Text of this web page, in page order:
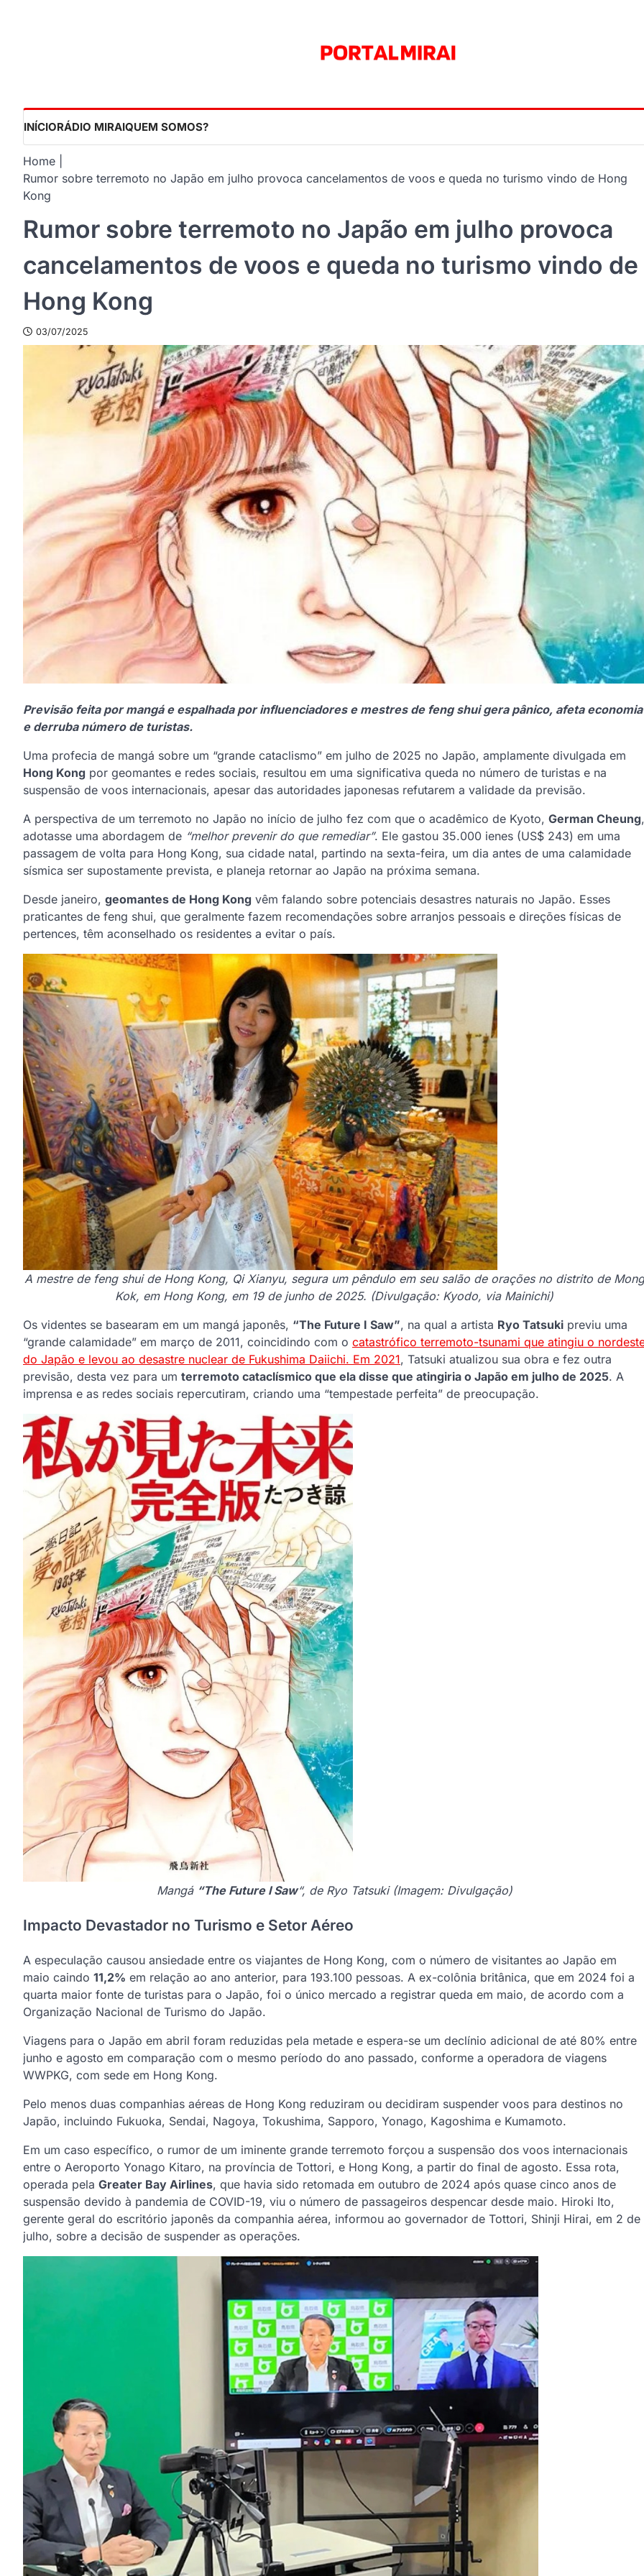
INÍCIORÁDIO MIRAIQUEM SOMOS?
Home
Rumor sobre terremoto no Japão em julho provoca cancelamentos de voos e queda no turismo vindo de Hong
Kong
Rumor sobre terremoto no Japão em julho provoca
cancelamentos de voos e queda no turismo vindo de
Hong Kong
03/07/2025
Previsão feita por mangá e espalhada por influenciadores e mestres de feng shui gera pânico, afeta economia
e derruba número de turistas.
Uma profecia de mangá sobre um “grande cataclismo” em julho de 2025 no Japão, amplamente divulgada em
Hong Kong por geomantes e redes sociais, resultou em uma significativa queda no número de turistas e na
suspensão de voos internacionais, apesar das autoridades japonesas refutarem a validade da previsão.
A perspectiva de um terremoto no Japão no início de julho fez com que o acadêmico de Kyoto, German Cheung,
adotasse uma abordagem de “melhor prevenir do que remediar”. Ele gastou 35.000 ienes (US$ 243) em uma
passagem de volta para Hong Kong, sua cidade natal, partindo na sexta-feira, um dia antes de uma calamidade
sísmica ser supostamente prevista, e planeja retornar ao Japão na próxima semana.
Desde janeiro, geomantes de Hong Kong vêm falando sobre potenciais desastres naturais no Japão. Esses
praticantes de feng shui, que geralmente fazem recomendações sobre arranjos pessoais e direções físicas de
pertences, têm aconselhado os residentes a evitar o país.
A mestre de feng shui de Hong Kong, Qi Xianyu, segura um pêndulo em seu salão de orações no distrito de Mong
Kok, em Hong Kong, em 19 de junho de 2025. (Divulgação: Kyodo, via Mainichi)
Os videntes se basearam em um mangá japonês, “The Future I Saw”, na qual a artista Ryo Tatsuki previu uma
“grande calamidade” em março de 2011, coincidindo com o catastrófico terremoto-tsunami que atingiu o
do Japão e levou ao desastre nuclear de Fukushima Daiichi. Em 2021, Tatsuki atualizou sua obra e fez outra
previsão, desta vez para um terremoto cataclísmico que ela disse que atingiria o Japão em julho de 2025. A
imprensa e as redes sociais repercutiram, criando uma “tempestade perfeita” de preocupação.
Mangá “The Future I Saw“, de Ryo Tatsuki (Imagem: Divulgação)
Impacto Devastador no Turismo e Setor Aéreo
A especulação causou ansiedade entre os viajantes de Hong Kong, com o número de visitantes ao Japão em
maio caindo 11,2% em relação ao ano anterior, para 193.100 pessoas. A ex-colônia britânica, que em 2024 foi a
quarta maior fonte de turistas para o Japão, foi o único mercado a registrar queda em maio, de acordo com a
Organização Nacional de Turismo do Japão.
Viagens para o Japão em abril foram reduzidas pela metade e espera-se um declínio adicional de até 80% entre
junho e agosto em comparação com o mesmo período do ano passado, conforme a operadora de viagens
WWPKG, com sede em Hong Kong.
Pelo menos duas companhias aéreas de Hong Kong reduziram ou decidiram suspender voos para destinos no
Japão, incluindo Fukuoka, Sendai, Nagoya, Tokushima, Sapporo, Yonago, Kagoshima e Kumamoto.
Em um caso específico, o rumor de um iminente grande terremoto forçou a suspensão dos voos internacionais
entre o Aeroporto Yonago Kitaro, na província de Tottori, e Hong Kong, a partir do final de agosto. Essa rota,
operada pela Greater Bay Airlines, que havia sido retomada em outubro de 2024 após quase cinco anos de
suspensão devido à pandemia de COVID-19, viu o número de passageiros despencar desde maio. Hiroki Ito,
gerente geral do escritório japonês da companhia aérea, informou ao governador de Tottori, Shinji Hirai, em 2 de
julho, sobre a decisão de suspender as operações.